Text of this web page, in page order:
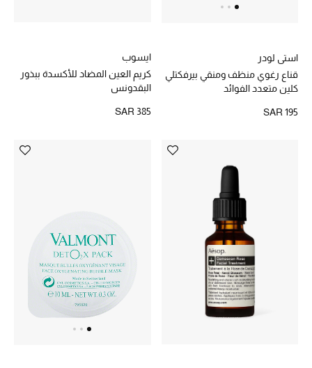
هدايا حسب الفئة
الرجال
هدايا حسب السعر
تسوقوا الهدايا
المصممون
استي لودر
قناع رغوي منظف ومنقي بيرفكتلي
كلين متعدد الفوائد
SAR 195
ايسوب
كريم العين المضاد للأكسدة ببذور
البقدونس
SAR 385